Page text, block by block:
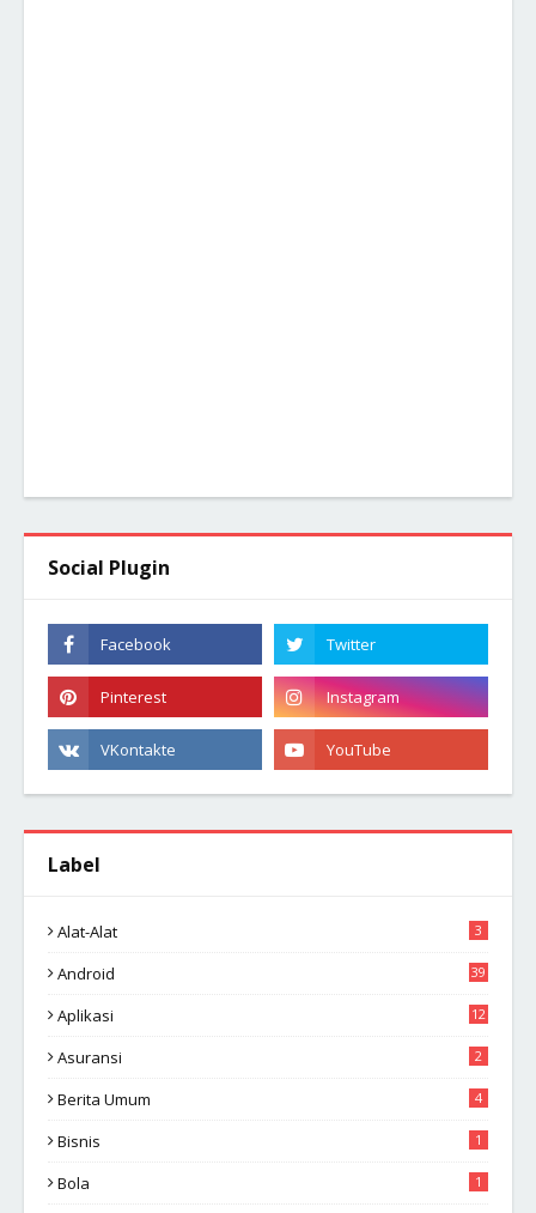
Social Plugin
Label
Alat-Alat 3
Android 39
Aplikasi 12
Asuransi 2
Berita Umum 4
Bisnis 1
Bola 1